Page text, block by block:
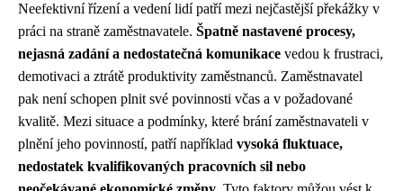
Neefektivní řízení a vedení lidí patří mezi nejčastější překážky v
práci na straně zaměstnavatele. Špatně nastavené procesy,
nejasná zadání a nedostatečná komunikace vedou k frustraci,
demotivaci a ztrátě produktivity zaměstnanců. Zaměstnavatel
pak není schopen plnit své povinnosti včas a v požadované
kvalitě. Mezi situace a podmínky, které brání zaměstnavateli v
plnění jeho povinností, patří například vysoká fluktuace,
nedostatek kvalifikovaných pracovních sil nebo